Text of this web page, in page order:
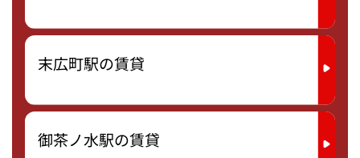
末広町駅の賃貸
御茶ノ水駅の賃貸